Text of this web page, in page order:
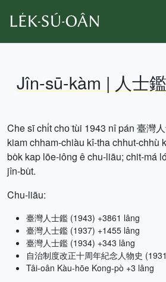
Jîn-sū-kàm | 人士
Che sī chi̍t cho͘ tùi 1943 nî pán 臺灣
kiam chham-chiàu kî-tha chhut-chhù
bo̍k kap lōe-iông ê chu-liāu; chit-má
jîn-bu̍t.
Chu-liāu:
臺灣人士鑑 (1943) +3861 lâng
臺灣人士鑑 (1937) +1455 lâng
臺灣人士鑑 (1934) +343 lâng
自治制度改正十周年紀念人物史
Tâi-oân Kàu-hōe Kong-pò +3 lâng